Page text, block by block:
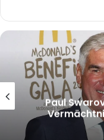
McRae und